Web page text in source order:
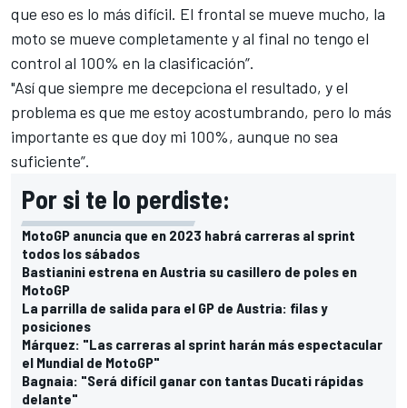
que eso es lo más difícil. El frontal se mueve mucho, la
moto se mueve completamente y al final no tengo el
control al 100% en la clasificación”.
"Así que siempre me decepciona el resultado, y el
problema es que me estoy acostumbrando, pero lo más
importante es que doy mi 100%, aunque no sea
suficiente”.
Por si te lo perdiste:
MotoGP anuncia que en 2023 habrá carreras al sprint
todos los sábados
Bastianini estrena en Austria su casillero de poles en
MotoGP
La parrilla de salida para el GP de Austria: filas y
posiciones
Márquez: "Las carreras al sprint harán más espectacular
el Mundial de MotoGP"
Bagnaia: "Será difícil ganar con tantas Ducati rápidas
delante"